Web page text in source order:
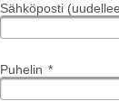
Sähköposti
Puhelin *